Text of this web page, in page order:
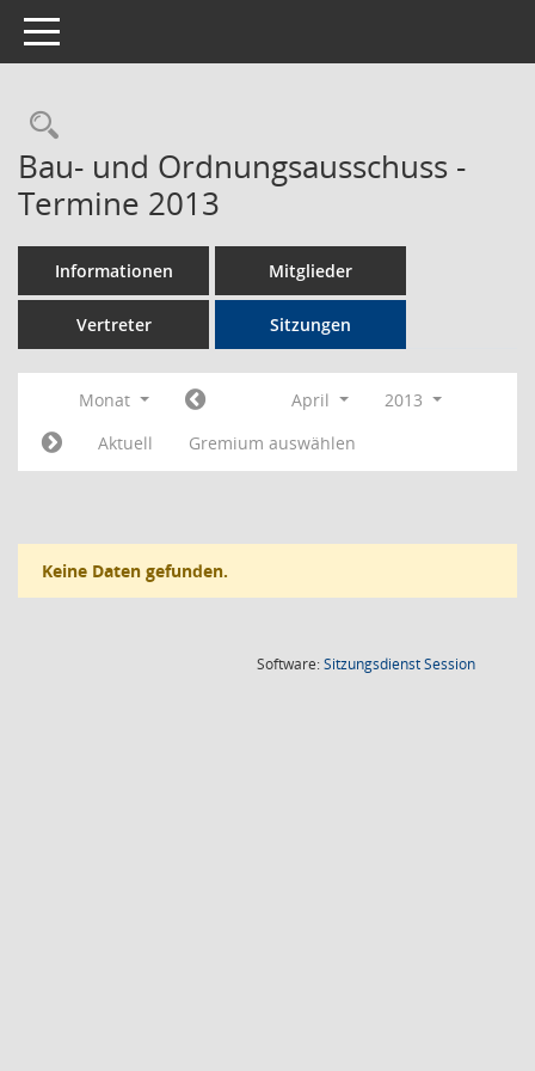
Toggle navigation
Rechercheauswahl
Bau- und Ordnungsausschuss -
Termine 2013
Informationen Mitglieder
Vertreter Sitzungen
Monat April
2013
Aktuell
Gremium auswählen
Keine Daten gefunden.
Software:SitzungsdienstSession(Wird in